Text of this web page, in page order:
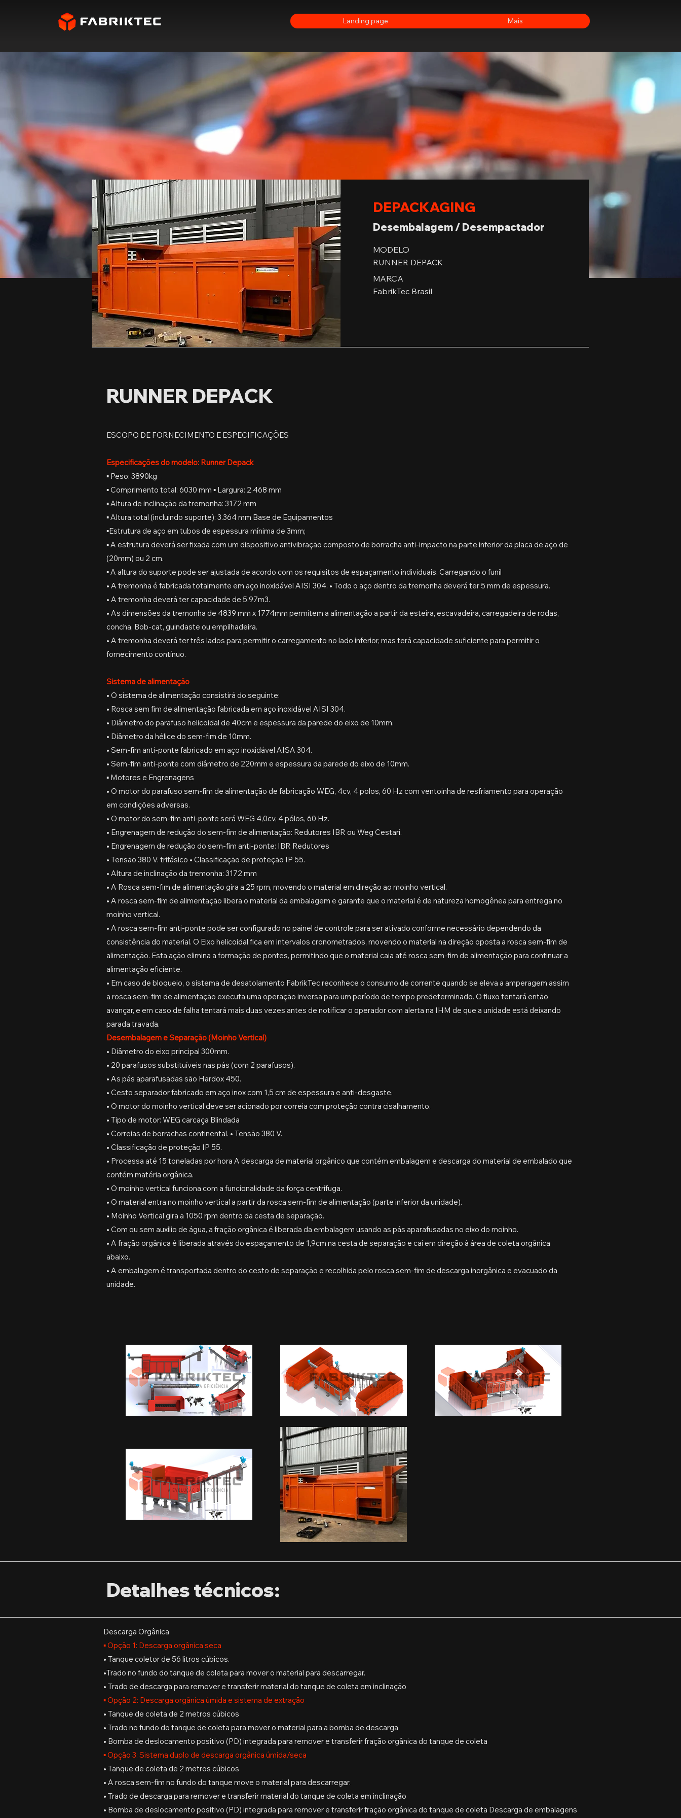
Landing page Mais
DEPACKAGING
Desembalagem / Desempactador
MODELO
RUNNER DEPACK
MARCA
FabrikTec Brasil
RUNNER DEPACK
ESCOPO DE FORNECIMENTO E ESPECIFICAÇÕES
Especificações do modelo: Runner Depack
▪ Peso: 3890kg
▪ Comprimento total: 6030 mm ▪ Largura: 2.468 mm
▪ Altura de inclinação da tremonha: 3172 mm
▪ Altura total (incluindo suporte): 3.364 mm Base de Equipamentos
▪Estrutura de aço em tubos de espessura mínima de 3mm;
▪ A estrutura deverá ser fixada com um dispositivo antivibração composto de borracha anti-impacto na parte inferior da placa de aço de
(20mm) ou 2 cm.
▪ A altura do suporte pode ser ajustada de acordo com os requisitos de espaçamento individuais. Carregando o funil
• A tremonha é fabricada totalmente em aço inoxidável AISI 304. • Todo o aço dentro da tremonha deverá ter 5 mm de espessura.
• A tremonha deverá ter capacidade de 5.97m3.
• As dimensões da tremonha de 4839 mm x 1774mm permitem a alimentação a partir da esteira, escavadeira, carregadeira de rodas,
concha, Bob-cat, guindaste ou empilhadeira.
• A tremonha deverá ter três lados para permitir o carregamento no lado inferior, mas terá capacidade suficiente para permitir o
fornecimento contínuo.
Sistema de alimentação
• O sistema de alimentação consistirá do seguinte:
• Rosca sem fim de alimentação fabricada em aço inoxidável AISI 304.
• Diâmetro do parafuso helicoidal de 40cm e espessura da parede do eixo de 10mm.
• Diâmetro da hélice do sem-fim de 10mm.
• Sem-fim anti-ponte fabricado em aço inoxidável AISA 304.
• Sem-fim anti-ponte com diâmetro de 220mm e espessura da parede do eixo de 10mm.
▪ Motores e Engrenagens
• O motor do parafuso sem-fim de alimentação de fabricação WEG, 4cv, 4 polos, 60 Hz com ventoinha de resfriamento para operação
em condições adversas.
• O motor do sem-fim anti-ponte será WEG 4,0cv, 4 pólos, 60 Hz.
• Engrenagem de redução do sem-fim de alimentação: Redutores IBR ou Weg Cestari.
• Engrenagem de redução do sem-fim anti-ponte: IBR Redutores
• Tensão 380 V. trifásico • Classificação de proteção IP 55.
• Altura de inclinação da tremonha: 3172 mm
• A Rosca sem-fim de alimentação gira a 25 rpm, movendo o material em direção ao moinho vertical.
• A rosca sem-fim de alimentação libera o material da embalagem e garante que o material é de natureza homogênea para entrega no
moinho vertical.
• A rosca sem-fim anti-ponte pode ser configurado no painel de controle para ser ativado conforme necessário dependendo da
consistência do material. O Eixo helicoidal fica em intervalos cronometrados, movendo o material na direção oposta a rosca sem-fim de
alimentação. Esta ação elimina a formação de pontes, permitindo que o material caia até rosca sem-fim de alimentação para continuar a
alimentação eficiente.
• Em caso de bloqueio, o sistema de desatolamento FabrikTec reconhece o consumo de corrente quando se eleva a amperagem assim
a rosca sem-fim de alimentação executa uma operação inversa para um período de tempo predeterminado. O fluxo tentará então
avançar, e em caso de falha tentará mais duas vezes antes de notificar o operador com alerta na IHM de que a unidade está deixando
parada travada.
Desembalagem e Separação (Moinho Vertical)
• Diâmetro do eixo principal 300mm.
• 20 parafusos substituíveis nas pás (com 2 parafusos).
• As pás aparafusadas são Hardox 450.
• Cesto separador fabricado em aço inox com 1,5 cm de espessura e anti-desgaste.
• O motor do moinho vertical deve ser acionado por correia com proteção contra cisalhamento.
• Tipo de motor: WEG carcaça Blindada
• Correias de borrachas continental. • Tensão 380 V.
• Classificação de proteção IP 55.
• Processa até 15 toneladas por hora A descarga de material orgânico que contém embalagem e descarga do material de embalado que
contém matéria orgânica.
• O moinho vertical funciona com a funcionalidade da força centrífuga.
• O material entra no moinho vertical a partir da rosca sem-fim de alimentação (parte inferior da unidade).
• Moinho Vertical gira a 1050 rpm dentro da cesta de separação.
• Com ou sem auxílio de água, a fração orgânica é liberada da embalagem usando as pás aparafusadas no eixo do moinho.
• A fração orgânica é liberada através do espaçamento de 1,9cm na cesta de separação e cai em direção à área de coleta orgânica
abaixo.
• A embalagem é transportada dentro do cesto de separação e recolhida pelo rosca sem-fim de descarga inorgânica e evacuado da
unidade.
Detalhes técnicos:
Descarga Orgânica
▪ Opção 1: Descarga orgânica seca
• Tanque coletor de 56 litros cúbicos.
•Trado no fundo do tanque de coleta para mover o material para descarregar.
• Trado de descarga para remover e transferir material do tanque de coleta em inclinação
▪ Opção 2: Descarga orgânica úmida e sistema de extração
• Tanque de coleta de 2 metros cúbicos
• Trado no fundo do tanque de coleta para mover o material para a bomba de descarga
• Bomba de deslocamento positivo (PD) integrada para remover e transferir fração orgânica do tanque de coleta
▪ Opção 3: Sistema duplo de descarga orgânica úmida/seca
• Tanque de coleta de 2 metros cúbicos
• A rosca sem-fim no fundo do tanque move o material para descarregar.
• Trado de descarga para remover e transferir material do tanque de coleta em inclinação
• Bomba de deslocamento positivo (PD) integrada para remover e transferir fração orgânica do tanque de coleta Descarga de embalagens